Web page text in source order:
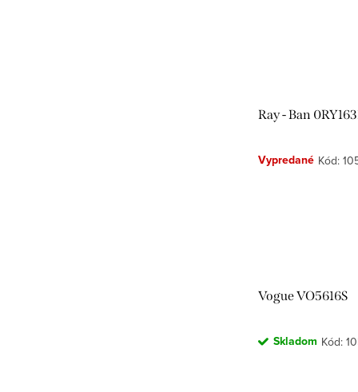
Ray - Ban
Vypredané Kód:
Vogue VO5616S
Skladom Kód: